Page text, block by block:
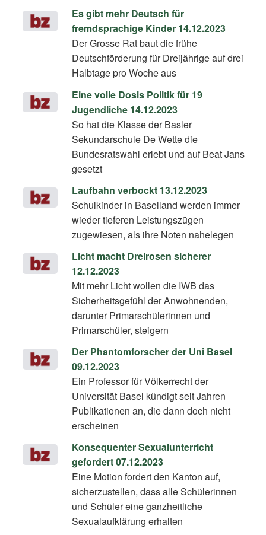
Es gibt mehr Deutsch für
fremdsprachige Kinder 14.12.2023
Der Grosse Rat baut die frühe
Deutschförderung für Dreijährige auf drei
Halbtage pro Woche aus
Eine volle Dosis Politik für 19
Jugendliche 14.12.2023
So hat die Klasse der Basler
Sekundarschule De Wette die
Bundesratswahl erlebt und auf Beat Jans
gesetzt
Laufbahn verbockt 13.12.2023
Schulkinder in Baselland werden immer
wieder tieferen Leistungszügen
zugewiesen, als ihre Noten nahelegen
Licht macht Dreirosen sicherer
12.12.2023
Mit mehr Licht wollen die IWB das
Sicherheitsgefühl der Anwohnenden,
darunter Primarschülerinnen und
Primarschüler, steigern
Der Phantomforscher der Uni Basel
09.12.2023
Ein Professor für Völkerrecht der
Universität Basel kündigt seit Jahren
Publikationen an, die dann doch nicht
erscheinen
Konsequenter ­Sexualunterricht
gefordert 07.12.2023
Eine Motion fordert den Kanton auf,
sicherzustellen, dass alle Schülerinnen
und Schüler eine ganzheitliche
Sexualaufklärung erhalten